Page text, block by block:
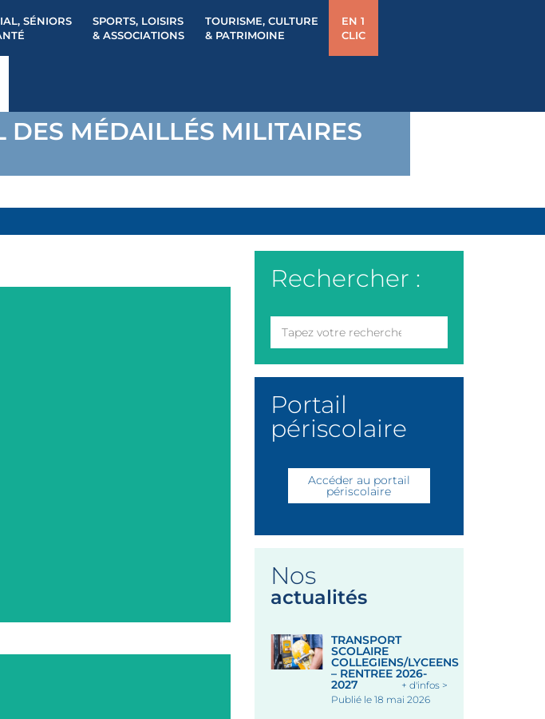
SÉNIORS
SPORTS, LOISIRS
& ASSOCIATIONS
TOURISME, CULTURE
& PATRIMOINE
EN 1
CLIC
DES MÉDAILLÉS MILITAIRES
Rechercher :
Portail
périscolaire
Accéder au portail
périscolaire
Nos
actualités
TRANSPORT
SCOLAIRE
COLLEGIENS/LYCEENS
– RENTREE 2026-
2027
Publié le 18 mai 2026
+ d'infos >